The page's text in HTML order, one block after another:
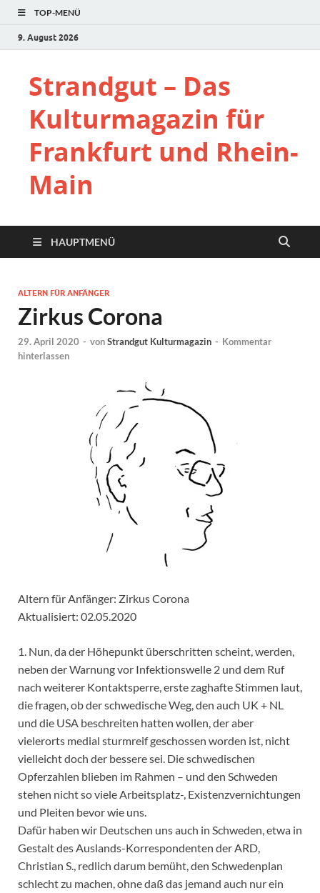
TOP-MENÜ
9. August 2026
Strandgut – Das
Kulturmagazin für
Frankfurt und Rhein-
Main
HAUPTMENÜ
ALTERN FÜR ANFÄNGER
Zirkus Corona
29. April 2020 - vonStrandgut Kulturmagazin - Kommentar
hinterlassen
Altern für Anfänger: Zirkus Corona
Aktualisiert: 02.05.2020
1. Nun, da der Höhepunkt überschritten scheint, werden,
neben der Warnung vor Infektionswelle 2 und dem Ruf
nach weiterer Kontaktsperre, erste zaghafte Stimmen laut,
die fragen, ob der schwedische Weg, den auch UK + NL
und die USA beschreiten hatten wollen, der aber
vielerorts medial sturmreif geschossen worden ist, nicht
vielleicht doch der bessere sei. Die schwedischen
Opferzahlen blieben im Rahmen – und den Schweden
stehen nicht so viele Arbeitsplatz-, Existenzvernichtungen
und Pleiten bevor wie uns.
Dafür haben wir Deutschen uns auch in Schweden, etwa in
Gestalt des Auslands-Korrespondenten der ARD,
Christian S., redlich darum bemüht, den Schwedenplan
schlecht zu machen, ohne daß das jemand auch nur ein